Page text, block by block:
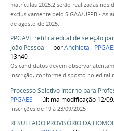
matrículas 2025.2 serão realizadas nos
exclusivamente pelo SIGAA/UFPB - As
de agosto de 2025.
PPGAVE retifica edital de seleção
João Pessoa — porAnchieta -
13h40
Os candidatos devem observar
inscrição, conforme disposto no edital
Processo Seletivo Interno para
PPGAES — última modificação 12/
Inscrições de 19 à 23/09/2025
RESULTADO PROVISÓRIO DA